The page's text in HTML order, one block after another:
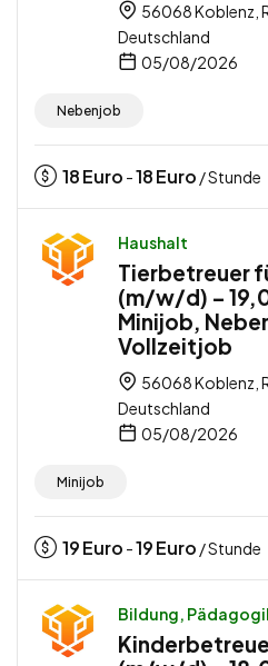
56068 Koblenz,
Deutschland
05/08/2026
Nebenjob
18Euro -18Euro / Stunde
Haushalt
Tierbetreuer
(m/w/d) –
Minijob,
Vollzeitjob
56068 Koblenz,
Deutschland
05/08/2026
Minijob
19Euro -19Euro / Stunde
Bildung,